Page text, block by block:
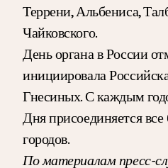
Террени, Альбениса,
Чайковского.
День органа в России
инициировала
Гнесиных. С каждым
Дня присоединяется
городов.
По материалам пресс-